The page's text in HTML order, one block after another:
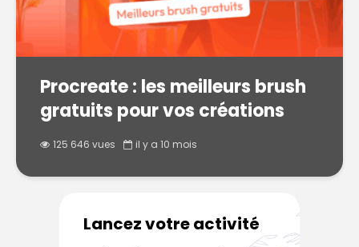
Procreate : les meilleurs brush
gratuits pour vos créations
125 646 vues il y a 10 mois
Lancez votre activité